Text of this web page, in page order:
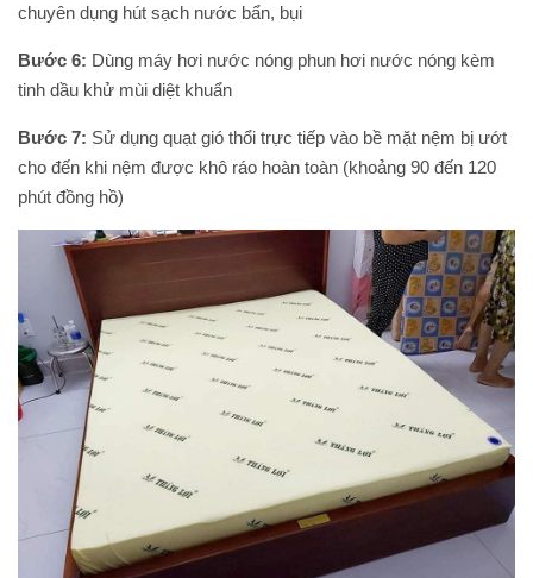
chuyên dụng hút sạch nước bẩn, bụi
Bước 6: Dùng máy hơi nước nóng phun hơi nước nóng kèm
tinh dầu khử mùi diệt khuẩn
Bước 7: Sử dụng quạt gió thổi trực tiếp vào bề mặt nệm bị ướt
cho đến khi nệm được khô ráo hoàn toàn (khoảng 90 đến 120
phút đồng hồ)